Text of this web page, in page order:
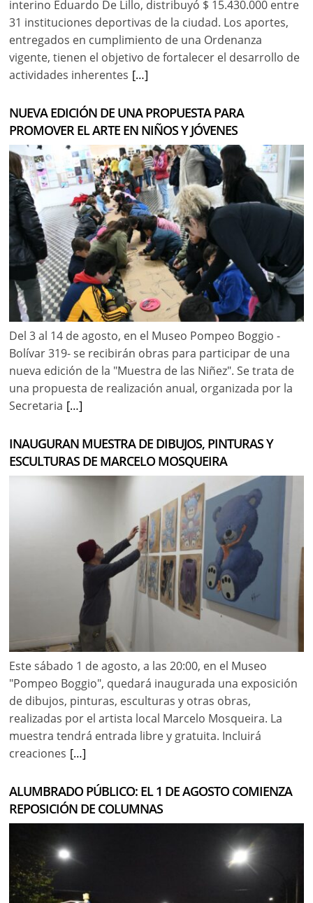
interino Eduardo De Lillo, distribuyó $ 15.430.000 entre
31 instituciones deportivas de la ciudad. Los aportes,
entregados en cumplimiento de una Ordenanza
vigente, tienen el objetivo de fortalecer el desarrollo de
actividades inherentes […]
NUEVA EDICIÓN DE UNA PROPUESTA PARA
PROMOVER EL ARTE EN NIÑOS Y JÓVENES
Del 3 al 14 de agosto, en el Museo Pompeo Boggio -
Bolívar 319- se recibirán obras para participar de una
nueva edición de la "Muestra de las Niñez". Se trata de
una propuesta de realización anual, organizada por la
Secretaria […]
INAUGURAN MUESTRA DE DIBUJOS, PINTURAS Y
ESCULTURAS DE MARCELO MOSQUEIRA
Este sábado 1 de agosto, a las 20:00, en el Museo
"Pompeo Boggio", quedará inaugurada una exposición
de dibujos, pinturas, esculturas y otras obras,
realizadas por el artista local Marcelo Mosqueira. La
muestra tendrá entrada libre y gratuita. Incluirá
creaciones […]
ALUMBRADO PÚBLICO: EL 1 DE AGOSTO COMIENZA
REPOSICIÓN DE COLUMNAS